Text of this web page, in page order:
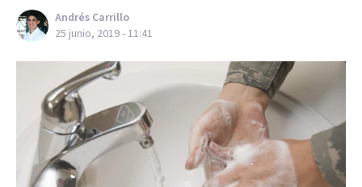
Andrés Carrillo
25 junio, 2019 - 11:41